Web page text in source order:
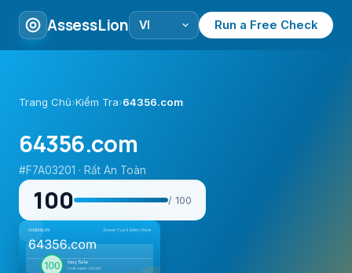
AssessLion Run a Free Check
Trang Chủ›Kiểm Tra›64356.com
64356.com
#F7A03201 · Rất An Toàn
100 / 100